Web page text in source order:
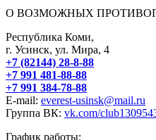
О ВОЗМОЖНЫХ
Республика Коми,
г. Усинск, ул. Мира, 4
+7 (82144) 28-8-88
+7 991 481-88-88
+7 991 384-78-88
E-mail: everest-usinsk@mail.ru
Группа ВК: vk.com/
График работы: